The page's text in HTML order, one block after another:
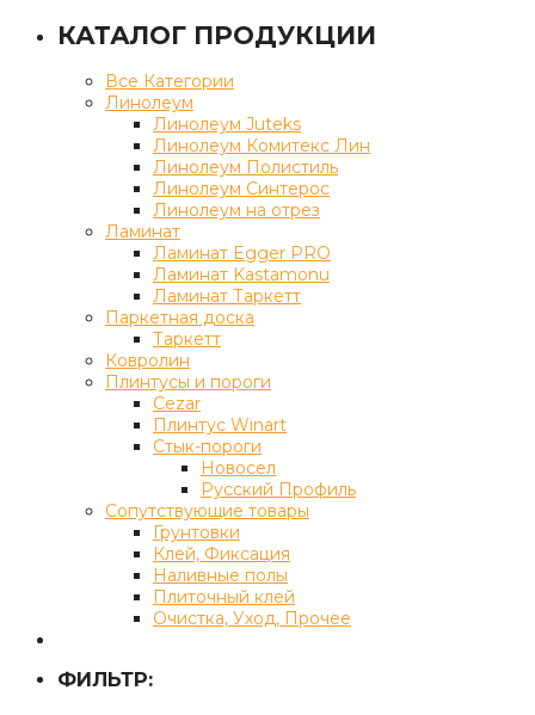
КАТАЛОГ ПРОДУКЦИИ
Все Категории
Линолеум
Линолеум Juteks
Линолеум Комитекс Лин
Линолеум Полистиль
Линолеум Синтерос
Линолеум на отрез
Ламинат
Ламинат Egger PRO
Ламинат Kastamonu
Ламинат Таркетт
Паркетная доска
Таркетт
Ковролин
Плинтусы и пороги
Cezar
Плинтус Winart
Стык-пороги
Новосел
Русский Профиль
Сопутствующие товары
Грунтовки
Клей, Фиксация
Наливные полы
Плиточный клей
Очистка, Уход, Прочее
ФИЛЬТР: